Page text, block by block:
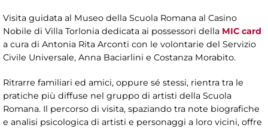
Visita guidata al Museo della Scuola Romana al Casino
Nobile di Villa Torlonia dedicata ai possessori della MIC card
a cura di Antonia Rita Arconti con le volontarie del Servizio
Civile Universale, Anna Baciarlini e Costanza Morabito.
Ritrarre familiari ed amici, oppure sé stessi, rientra tra le
pratiche più diffuse nel gruppo di artisti della Scuola
Romana. Il percorso di visita, spaziando tra note biografiche
e analisi psicologica di artisti e personaggi a loro vicini, offre